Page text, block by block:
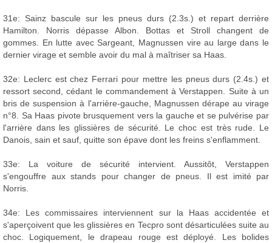
31e: Sainz bascule sur les pneus durs (2.3s.) et repart derrière
Hamilton. Norris dépasse Albon. Bottas et Stroll changent de
gommes. En lutte avec Sargeant, Magnussen vire au large dans le
dernier virage et semble avoir du mal à maîtriser sa Haas.
32e: Leclerc est chez Ferrari pour mettre les pneus durs (2.4s.) et
ressort second, cédant le commandement à Verstappen. Suite à un
bris de suspension à l'arrière-gauche, Magnussen dérape au virage
n°8. Sa Haas pivote brusquement vers la gauche et se pulvérise par
l'arrière dans les glissières de sécurité. Le choc est très rude. Le
Danois, sain et sauf, quitte son épave dont les freins s'enflamment.
33e: La voiture de sécurité intervient. Aussitôt, Verstappen
s'engouffre aux stands pour changer de pneus. Il est imité par
Norris.
34e: Les commissaires interviennent sur la Haas accidentée et
s'aperçoivent que les glissières en Tecpro sont désarticulées suite au
choc. Logiquement, le drapeau rouge est déployé. Les bolides